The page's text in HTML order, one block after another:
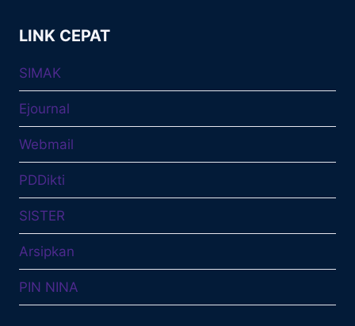
LINK CEPAT
SIMAK
Ejournal
Webmail
PDDikti
SISTER
Arsipkan
PIN NINA